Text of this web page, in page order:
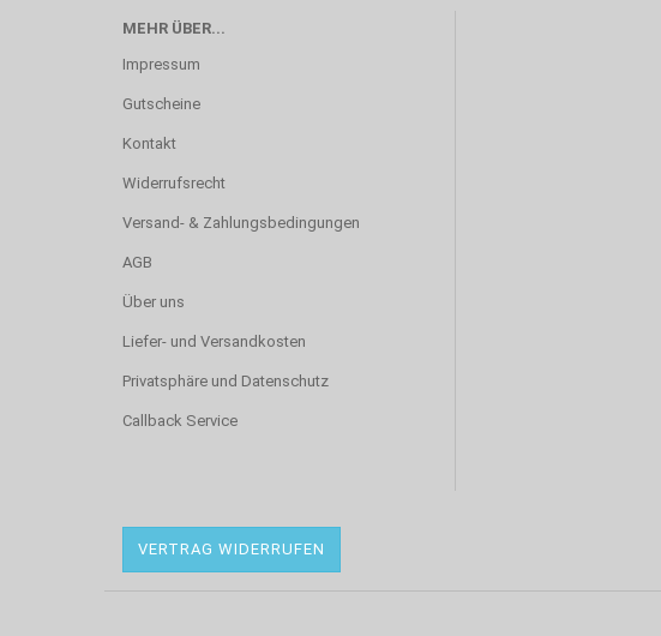
MEHR ÜBER...
Impressum
Gutscheine
Kontakt
Widerrufsrecht
Versand- & Zahlungsbedingungen
AGB
Über uns
Liefer- und Versandkosten
Privatsphäre und Datenschutz
Callback Service
VERTRAG WIDERRUFEN